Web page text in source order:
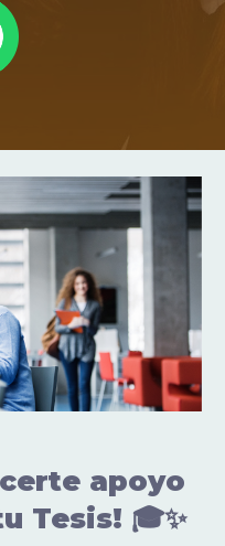
apoyo
Tesis! 🎓✨